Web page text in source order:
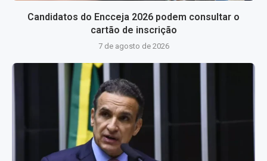
Candidatos do Encceja 2026 podem consultar o
cartão de inscrição
7 de agosto de 2026